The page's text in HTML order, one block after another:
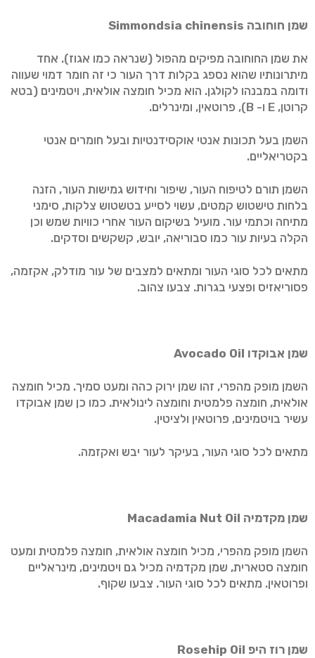
שמן חוחובה Simmondsia chinensis
את שמן החוחובה מפיקים מהפול (שנראה כמו אגוז). אחד
מיתרונותיו שהוא נספג בקלות דרך העור כי זה חומר דמוי שעווה
ודומה במבנהו לקולגן. הוא מכיל חומצה אולאית, ויטמינים (בטא
קרוטן, E ו- B), פרוטאין, ומינרלים.
השמן בעל תכונות אנטי אוקסידנטיות ובעל חומרים אנטי
בקטריאליים.
השמן תורם לטיפוח העור, שיפור וחידוש גמישות העור, הזנה
בלחות טישטוש קמטים, עשוי לסייע בטשטוש צלקות, סימני
מתיחה וכתמי עור. מועיל בשיקום העור אחרי כוויות שמש וכן
הקלה בעיות עור כמו סבוריאה, יובש, קשקשים וסדקים.
מתאים לכל סוגי העור ומתאים למצבים של עור מודלק, אקזמה,
פסוריאזיס ופצעי בגרות. צבעו צהוב.
שמן אבוקדו Avocado Oil
השמן מופק מהפרי, זהו שמן ירוק כהה ומעט סמיך. מכיל חומצה
אולאית, חומצה פלמטית וחומצה לינולאית. כמו כן שמן אבוקדו
עשיר בויטמינים, פרוטאין ולציטין.
מתאים לכל סוגי העור, בעיקר לעור יבש ואקזמה.
שמן מקדמיה Macadamia Nut Oil
השמן מופק מהפרי, מכיל חומצה אולאית, חומצה פלמטית ומעט
חומצה סטארית, שמן מקדמיה מכיל גם ויטמינים, מינראליים
ופרוטאין. מתאים לכל סוגי העור. צבעו שקוף.
שמן רוז היפ Rosehip Oil